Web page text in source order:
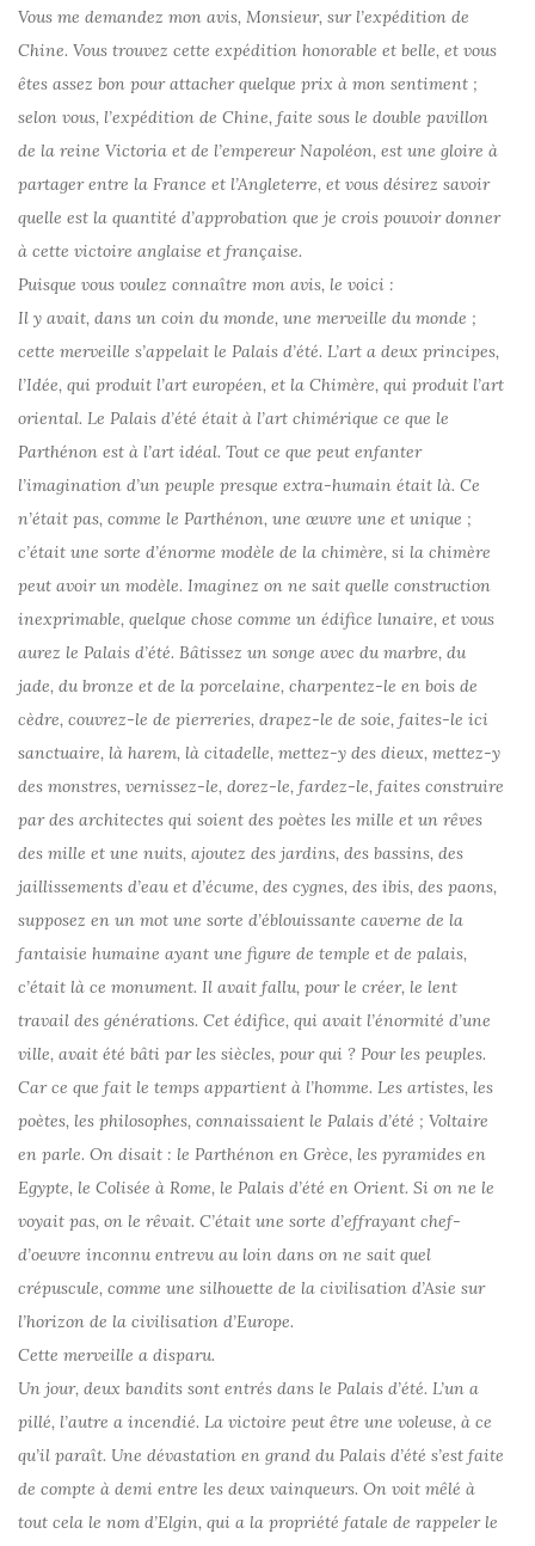
Vous me demandez mon avis, Monsieur, sur l’expédition de
Chine. Vous trouvez cette expédition honorable et belle, et vous
êtes assez bon pour attacher quelque prix à mon sentiment ;
selon vous, l’expédition de Chine, faite sous le double pavillon
de la reine Victoria et de l’empereur Napoléon, est une gloire à
partager entre la France et l’Angleterre, et vous désirez savoir
quelle est la quantité d’approbation que je crois pouvoir donner
à cette victoire anglaise et française.
Puisque vous voulez connaître mon avis, le voici :
Il y avait, dans un coin du monde, une merveille du monde ;
cette merveille s’appelait le Palais d’été. L’art a deux principes,
l’Idée, qui produit l’art européen, et la Chimère, qui produit l’art
oriental. Le Palais d’été était à l’art chimérique ce que le
Parthénon est à l’art idéal. Tout ce que peut enfanter
l’imagination d’un peuple presque extra-humain était là. Ce
n’était pas, comme le Parthénon, une œuvre une et unique ;
c’était une sorte d’énorme modèle de la chimère, si la chimère
peut avoir un modèle. Imaginez on ne sait quelle construction
inexprimable, quelque chose comme un édifice lunaire, et vous
aurez le Palais d’été. Bâtissez un songe avec du marbre, du
jade, du bronze et de la porcelaine, charpentez-le en bois de
cèdre, couvrez-le de pierreries, drapez-le de soie, faites-le ici
sanctuaire, là harem, là citadelle, mettez-y des dieux, mettez-y
des monstres, vernissez-le, dorez-le, fardez-le, faites construire
par des architectes qui soient des poètes les mille et un rêves
des mille et une nuits, ajoutez des jardins, des bassins, des
jaillissements d’eau et d’écume, des cygnes, des ibis, des paons,
supposez en un mot une sorte d’éblouissante caverne de la
fantaisie humaine ayant une figure de temple et de palais,
c’était là ce monument. Il avait fallu, pour le créer, le lent
travail des générations. Cet édifice, qui avait l’énormité d’une
ville, avait été bâti par les siècles, pour qui ? Pour les peuples.
Car ce que fait le temps appartient à l’homme. Les artistes, les
poètes, les philosophes, connaissaient le Palais d’été ; Voltaire
en parle. On disait : le Parthénon en Grèce, les pyramides en
Egypte, le Colisée à Rome, le Palais d’été en Orient. Si on ne le
voyait pas, on le rêvait. C’était une sorte d’effrayant chef-
d’oeuvre inconnu entrevu au loin dans on ne sait quel
crépuscule, comme une silhouette de la civilisation d’Asie sur
l’horizon de la civilisation d’Europe.
Cette merveille a disparu.
Un jour, deux bandits sont entrés dans le Palais d’été. L’un a
pillé, l’autre a incendié. La victoire peut être une voleuse, à ce
qu’il paraît. Une dévastation en grand du Palais d’été s’est faite
de compte à demi entre les deux vainqueurs. On voit mêlé à
tout cela le nom d’Elgin, qui a la propriété fatale de rappeler le